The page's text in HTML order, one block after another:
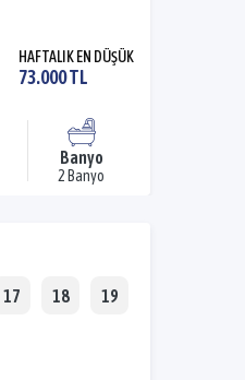
HAFTALIK EN DÜŞÜK
73.000 TL
Banyo
2 Banyo
17 18 19